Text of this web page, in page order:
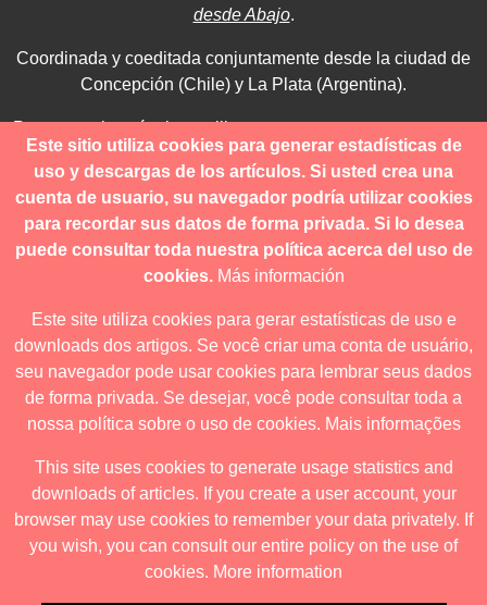
desde Abajo.
Coordinada y coeditada conjuntamente desde la ciudad de
Concepción (Chile) y La Plata (Argentina).
Para consultas técnicas utilice
contacto@revistanuestramerica.cl
Toda comunicación respecto a los envíos se deben realizar
a través del OJS.
Revista nuestrAmérica publica exclusivamente bajo una
licencia internacional
Creative Commons Atribución-
NoComercial-CompartirIgual 4.0 .
Revista nuestrAmérica ha acordado usar el visor de JATS Studio
para publicar a partir de abril de 2026. Para obtener los formatos
descargables ingrese al visor.
Este sitio utiliza cookies para generar estadísticas de
uso y descargas de los artículos. Si usted crea una
cuenta de usuario, su navegador podría utilizar cookies
para recordar sus datos de forma privada. Si lo desea
puede consultar toda nuestra política acerca del uso de
cookies. Más información
Este site utiliza cookies para gerar estatísticas de uso e
downloads dos artigos. Se você criar uma conta de usuário,
seu navegador pode usar cookies para lembrar seus dados
de forma privada. Se desejar, você pode consultar toda a
nossa política sobre o uso de cookies. Mais informações
This site uses cookies to generate usage statistics and
downloads of articles. If you create a user account, your
browser may use cookies to remember your data privately. If
you wish, you can consult our entire policy on the use of
cookies. More information